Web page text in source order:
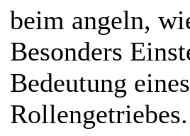
beim angeln,
Besonders
Bedeutung